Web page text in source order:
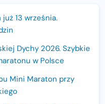
już 13 września.
Dychy 2026. Szybkie
w Polsce
Mini Maraton przy